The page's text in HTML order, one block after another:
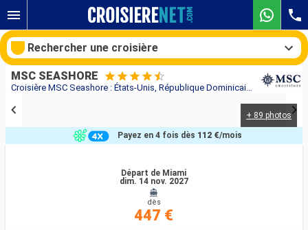
Croisière MSC Seashore : États-Unis, République Dominicaine, Bahamas au départ de Miami
MSC SEASHORE
+ 89 photos
Départ de Miami
dim. 14 nov. 2027
dès
447 €
Payez en 4 fois dès 112 €/mois
Rechercher une croisière
Compagnies
Rechercher